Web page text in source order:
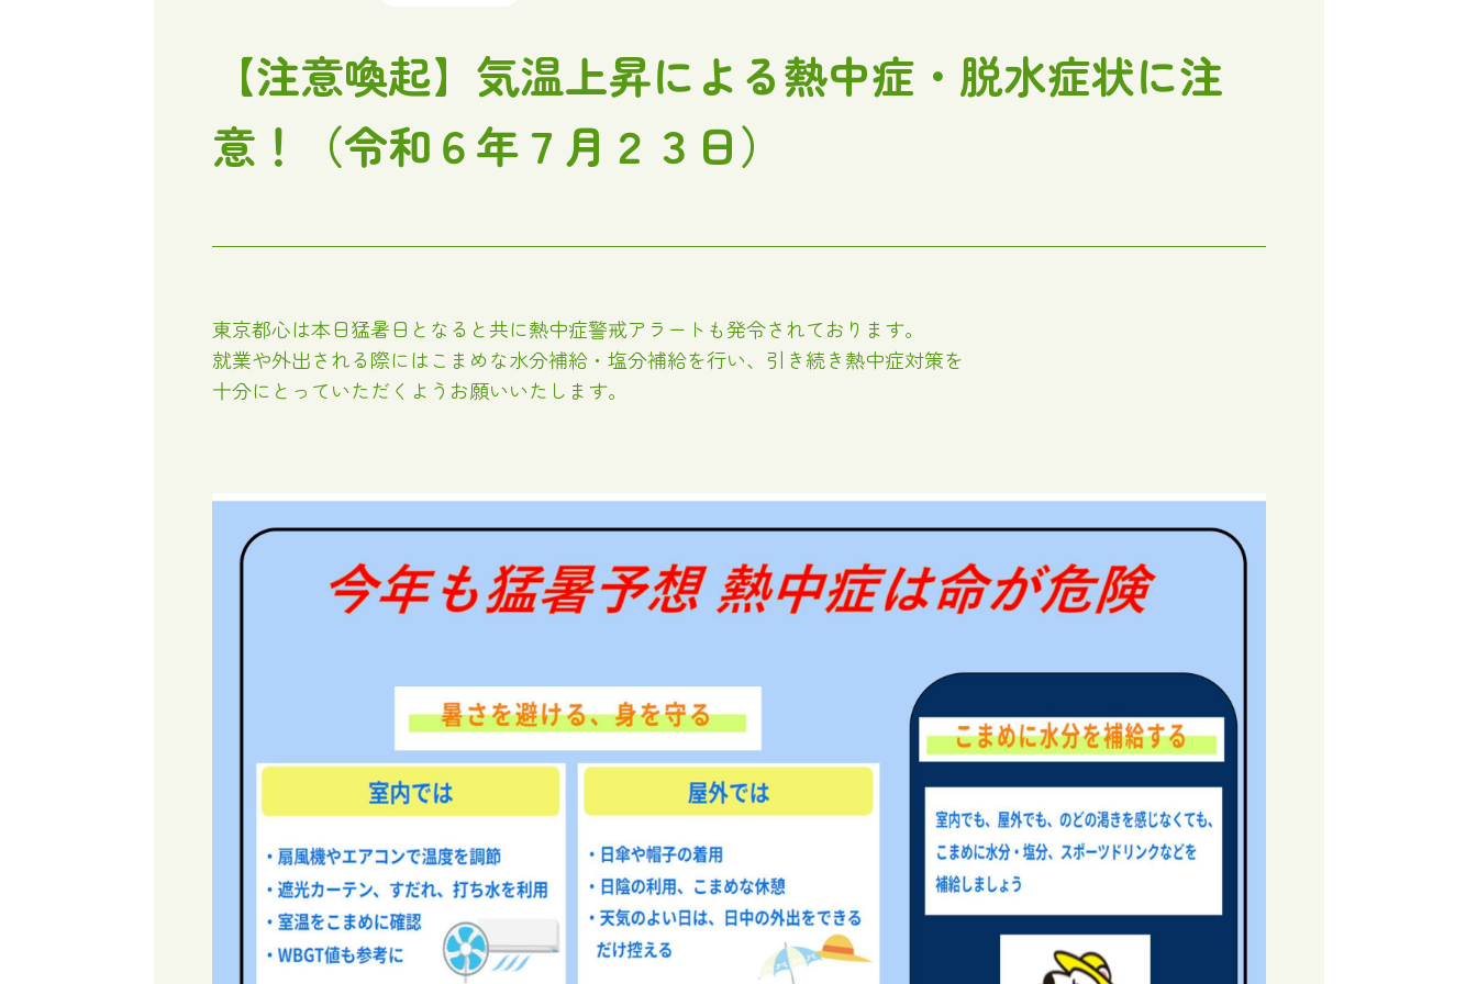
【注意喚起】気温上昇による熱中症・脱水症状に注
意！（令和６年７月２３日）
東京都心は本日猛暑日となると共に熱中症警戒アラートも発令されております。
就業や外出される際にはこまめな水分補給・塩分補給を行い、引き続き熱中症対策を
十分にとっていただくようお願いいたします。